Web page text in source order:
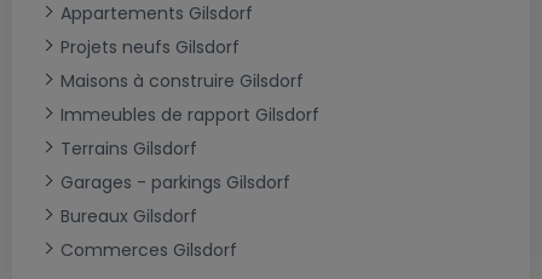
Appartements Gilsdorf
Projets neufs Gilsdorf
Maisons à construire Gilsdorf
Immeubles de rapport Gilsdorf
Terrains Gilsdorf
Garages - parkings Gilsdorf
Bureaux Gilsdorf
Commerces Gilsdorf